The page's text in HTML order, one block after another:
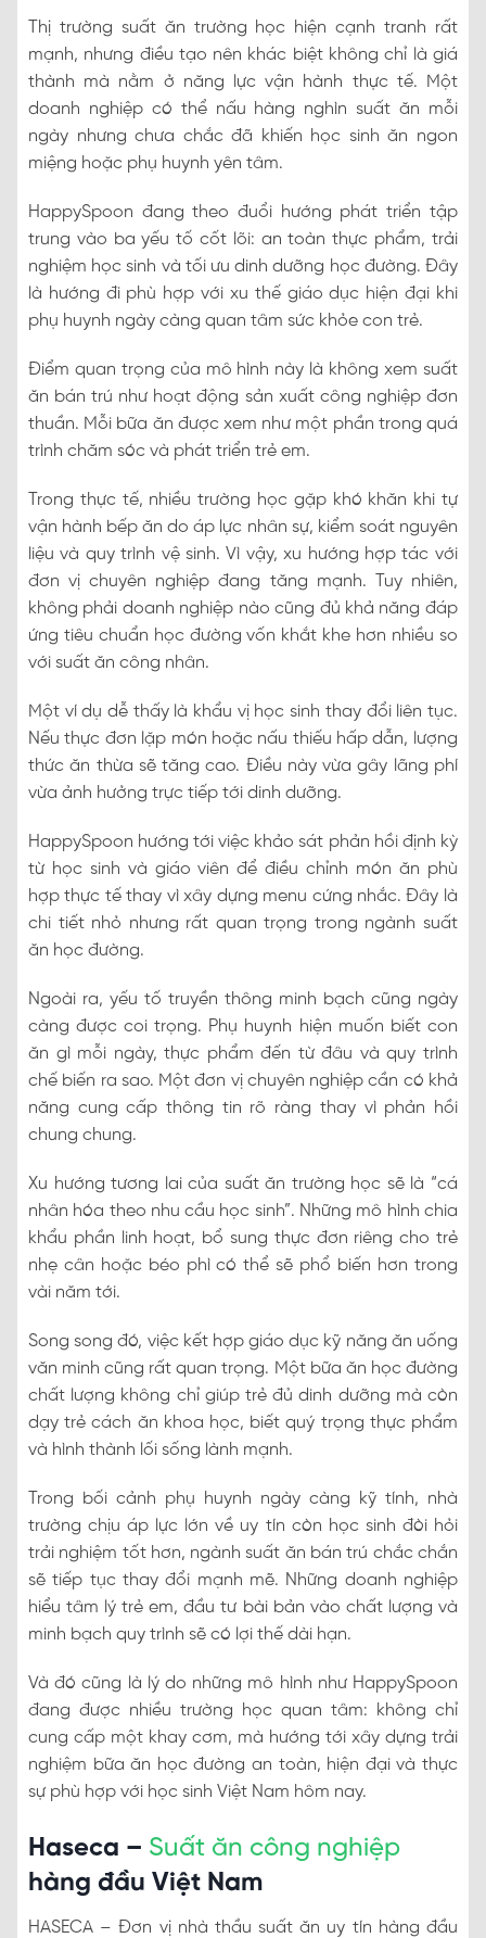
Thị trường suất ăn trường học hiện cạnh tranh rất
mạnh, nhưng điều tạo nên khác biệt không chỉ là giá
thành mà nằm ở năng lực vận hành thực tế. Một
doanh nghiệp có thể nấu hàng nghìn suất ăn mỗi
ngày nhưng chưa chắc đã khiến học sinh ăn ngon
miệng hoặc phụ huynh yên tâm.
HappySpoon đang theo đuổi hướng phát triển tập
trung vào ba yếu tố cốt lõi: an toàn thực phẩm, trải
nghiệm học sinh và tối ưu dinh dưỡng học đường. Đây
là hướng đi phù hợp với xu thế giáo dục hiện đại khi
phụ huynh ngày càng quan tâm sức khỏe con trẻ.
Điểm quan trọng của mô hình này là không xem suất
ăn bán trú như hoạt động sản xuất công nghiệp đơn
thuần. Mỗi bữa ăn được xem như một phần trong quá
trình chăm sóc và phát triển trẻ em.
Trong thực tế, nhiều trường học gặp khó khăn khi tự
vận hành bếp ăn do áp lực nhân sự, kiểm soát nguyên
liệu và quy trình vệ sinh. Vì vậy, xu hướng hợp tác với
đơn vị chuyên nghiệp đang tăng mạnh. Tuy nhiên,
không phải doanh nghiệp nào cũng đủ khả năng đáp
ứng tiêu chuẩn học đường vốn khắt khe hơn nhiều so
với suất ăn công nhân.
Một ví dụ dễ thấy là khẩu vị học sinh thay đổi liên tục.
Nếu thực đơn lặp món hoặc nấu thiếu hấp dẫn, lượng
thức ăn thừa sẽ tăng cao. Điều này vừa gây lãng phí
vừa ảnh hưởng trực tiếp tới dinh dưỡng.
HappySpoon hướng tới việc khảo sát phản hồi định kỳ
từ học sinh và giáo viên để điều chỉnh món ăn phù
hợp thực tế thay vì xây dựng menu cứng nhắc. Đây là
chi tiết nhỏ nhưng rất quan trọng trong ngành suất
ăn học đường.
Ngoài ra, yếu tố truyền thông minh bạch cũng ngày
càng được coi trọng. Phụ huynh hiện muốn biết con
ăn gì mỗi ngày, thực phẩm đến từ đâu và quy trình
chế biến ra sao. Một đơn vị chuyên nghiệp cần có khả
năng cung cấp thông tin rõ ràng thay vì phản hồi
chung chung.
Xu hướng tương lai của suất ăn trường học sẽ là “cá
nhân hóa theo nhu cầu học sinh”. Những mô hình chia
khẩu phần linh hoạt, bổ sung thực đơn riêng cho trẻ
nhẹ cân hoặc béo phì có thể sẽ phổ biến hơn trong
vài năm tới.
Song song đó, việc kết hợp giáo dục kỹ năng ăn uống
văn minh cũng rất quan trọng. Một bữa ăn học đường
chất lượng không chỉ giúp trẻ đủ dinh dưỡng mà còn
dạy trẻ cách ăn khoa học, biết quý trọng thực phẩm
và hình thành lối sống lành mạnh.
Trong bối cảnh phụ huynh ngày càng kỹ tính, nhà
trường chịu áp lực lớn về uy tín còn học sinh đòi hỏi
trải nghiệm tốt hơn, ngành suất ăn bán trú chắc chắn
sẽ tiếp tục thay đổi mạnh mẽ. Những doanh nghiệp
hiểu tâm lý trẻ em, đầu tư bài bản vào chất lượng và
minh bạch quy trình sẽ có lợi thế dài hạn.
Và đó cũng là lý do những mô hình như HappySpoon
đang được nhiều trường học quan tâm: không chỉ
cung cấp một khay cơm, mà hướng tới xây dựng trải
nghiệm bữa ăn học đường an toàn, hiện đại và thực
sự phù hợp với học sinh Việt Nam hôm nay.
Haseca – Suất ăn công nghiệp
hàng đầu Việt Nam
HASECA – Đơn vị nhà thầu suất ăn uy tín hàng đầu